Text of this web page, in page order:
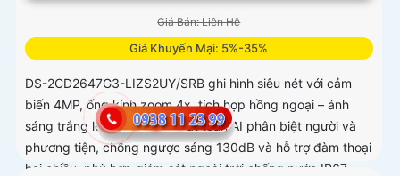
Giá Bán: Liên Hệ
Giá Khuyến Mại: 5%-35%
DS-2CD2647G3-LIZS2UY/SRB ghi hình siêu nét với cảm
biến 4MP, ống kính zoom 4x, tích hợp hồng ngoại – ánh
sáng trắng lên tới 60m. Thuật toán AI phân biệt người và
phương tiện, chống ngược sáng 130dB và hỗ trợ đàm thoại
hai chiều, phù hợp giám sát ngoài trời chống nước IP67